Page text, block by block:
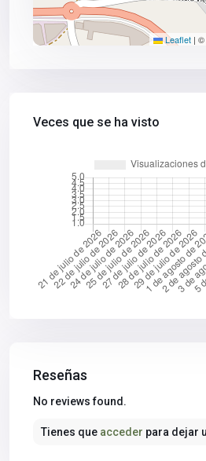
Leaflet | ©
Veces que se ha visto
Reseñas
No reviews found.
Tienes que acceder para dejar
Alcores,